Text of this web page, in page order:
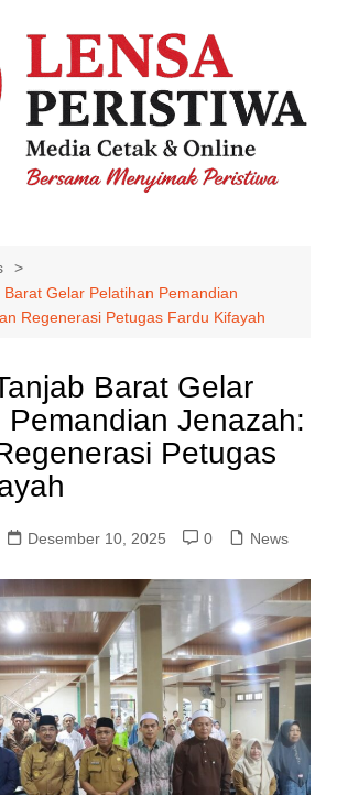
Barat Gelar Pelatihan Pemandian
Regenerasi Petugas Fardu Kifayah
Barat Gelar
Pemandian Jenazah:
Petugas
Desember 10, 2025 0 News